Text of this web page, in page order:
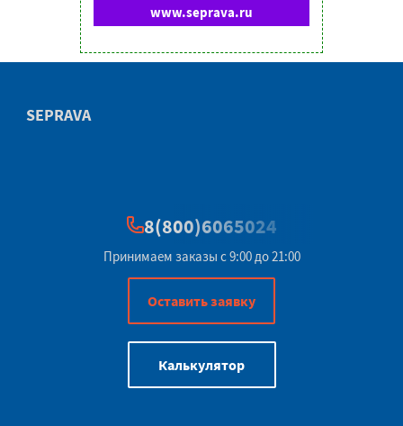
www.seprava.ru
SEPRAVA
8(800)6065024
Принимаем заказы с 9:00 до 21:00
Оставить заявку
Калькулятор